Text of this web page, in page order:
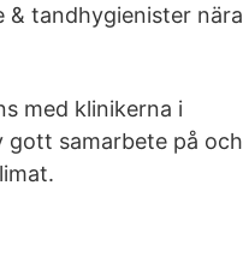
& tandhygienister nära
med klinikerna i
gott samarbete på och